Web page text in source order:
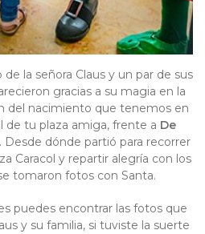
la señora Claus y un par de sus
gracias a su magia en la
del nacimiento que tenemos en
de tu plaza amiga, frente a De
. Desde dónde partió para recorrer
Caracol y repartir alegría con los
tomaron fotos con Santa.
puedes encontrar las fotos que
y su familia, si tuviste la suerte